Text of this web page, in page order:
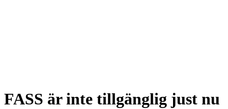
FASS är inte tillgänglig just nu